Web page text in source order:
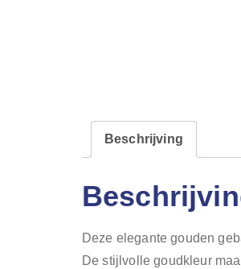
Beschrijving
Deze elegante gouden
De stijlvolle goudkleur